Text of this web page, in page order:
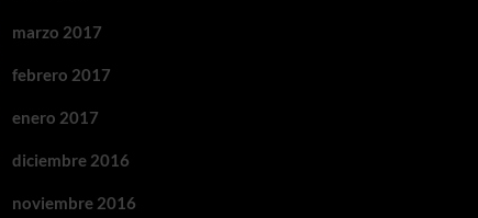
marzo 2017
febrero 2017
enero 2017
diciembre 2016
noviembre 2016